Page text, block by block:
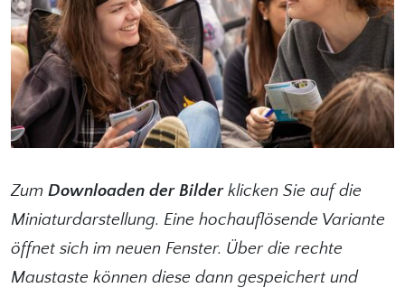
Zum Downloaden der Bilderklicken Sie auf die
Miniaturdarstellung. Eine hochauflösende Variante
öffnet sich im neuen Fenster. Über die rechte
Maustaste können diese dann gespeichert und